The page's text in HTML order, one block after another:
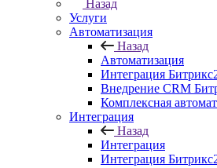
Назад
Услуги
Автоматизация
Назад
Автоматизация
Интеграция
Внедрение CRM
Комплексная
Интеграция
Назад
Интеграция
Интеграция